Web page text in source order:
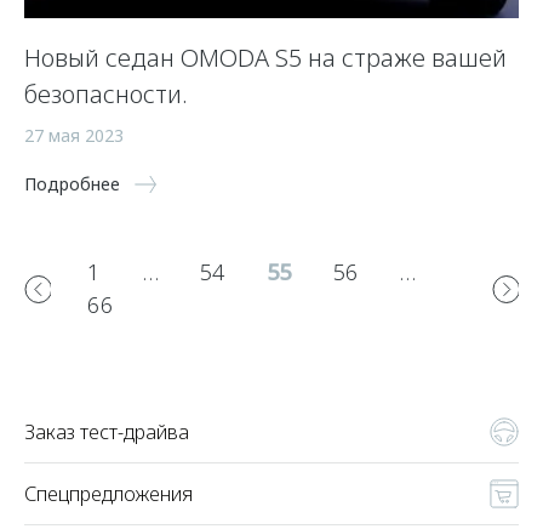
Новый седан OMODA S5 на страже вашей
безопасности.
27 мая 2023
Подробнее
1 … 54 55 56
…
66
Заказ тест-драйва
Спецпредложения